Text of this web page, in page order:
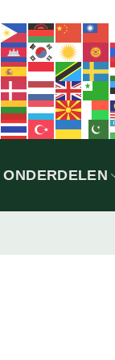
ONDERDELEN